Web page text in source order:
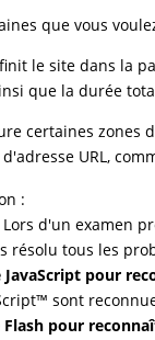
que vous
le site dans la
que la durée
certaines zones
URL,
:
Lors d'un examen
résolu tous les
JavaScript pour
™ sont
Flash pour